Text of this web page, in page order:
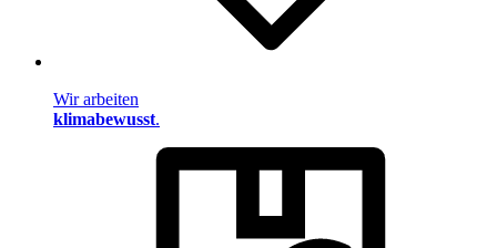
Wir arbeiten
klimabewusst.